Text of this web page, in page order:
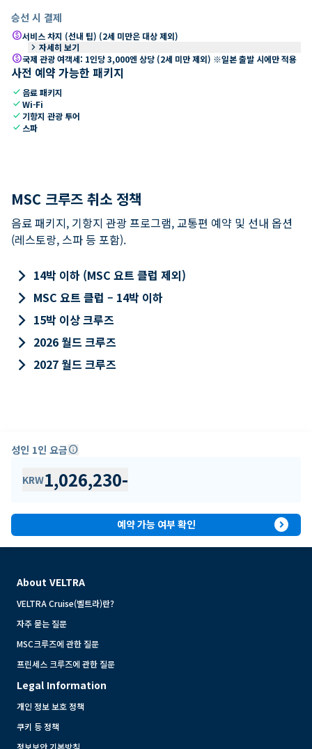
승선 시 결제
paid서비스 차지 (선내 팁) (2세 미만은 대상 제외)
keyboard_arrow_right 자세히 보기
paid국제 관광 여객세: 1인당 3,000엔 상당 (2세 미만 제외) ※일본 출발 시에만 적용
사전 예약 가능한 패키지
check 음료 패키지
checkWi-Fi
check 기항지 관광 투어
check 스파
MSC 크루즈 취소 정책
음료 패키지, 기항지 관광 프로그램, 교통편 예약 및 선내 옵션
(레스토랑, 스파 등 포함).
keyboard_arrow_right 14박 이하 (MSC 요트 클럽 제외)
keyboard_arrow_right MSC 요트 클럽 – 14박 이하
keyboard_arrow_right 15박 이상 크루즈
keyboard_arrow_right 2026 월드 크루즈
keyboard_arrow_right 2027 월드 크루즈
성인 1인 요금info
KRW1,026,230-
예약 가능 여부 확인 expand_circle_right
About VELTRA
VELTRA Cruise(벨트라)란?
자주 묻는 질문
MSC크루즈에 관한 질문
프린세스 크루즈에 관한 질문
Legal Information
개인 정보 보호 정책
쿠키 등 정책
정보보안 기본방침